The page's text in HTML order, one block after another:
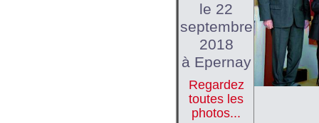
le 22
septembre
2018
à Epernay
Regardez
toutes les
photos...